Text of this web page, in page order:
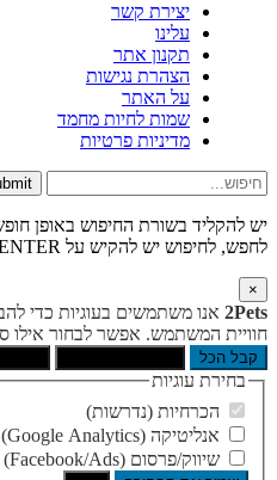
יצירת קשר
עלינו
תקנון אתר
הצהרת נגישות
על האתר
שמות לחיות מחמד
מדיניות פרטיות
יש להקליד בשורת החיפוש באופן
לחפש, לחיפוש יש להקיש על ENTER
×
2Pets אנו משתמשים בעוגיות כדי
חוויית המשתמש. אפשר לבחור אילו
קבל הכל
בחירת עוגיות
הכרחיות (נדרשות)
אנליטיקה (Google Analytics)
שיווק/פרסום (Facebook/Ads)